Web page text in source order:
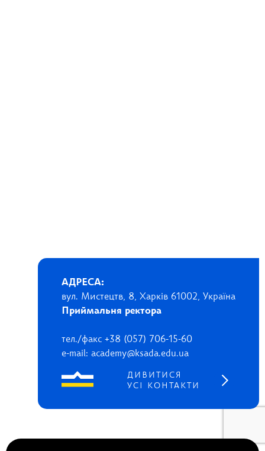
АДРЕСА:
вул. Мистецтв, 8, Харків 61002, Україна
Приймальня ректора
тел./факс +38 (057) 706-15-60
e-mail: academy@ksada.edu.ua
ДИВИТИСЯ
УСІ КОНТАКТИ